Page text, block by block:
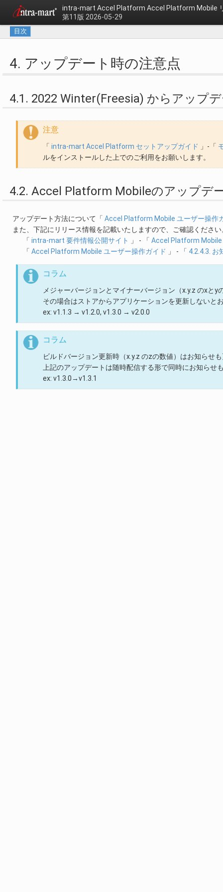
intra-mart Accel Platform Accel Platform Mobile
第11版 2026-05-29
目次
4. アップデート時の注意点
4.1. 2022 Winter(Freesia) からアップ
注意
「 intra-mart Accel Platform セットアップガイド 」-「
ルをインストールした上でのご利用をお願いします。
4.2. Accel Platform Mobileのアップデ
アップデート方法について「 Accel Platform Mobile ユーザー操作
また、下記にリリース情報を記載いたしますので、ご確認ください
「 intra-mart 要件情報公開サイト 」 - 「 Accel Platform Mobile
「 Accel Platform Mobile ユーザー操作ガイド 」 - 「 4.2.4.3. お
コラム
メジャーバージョンとマイナーバージョン（x.y.z のxと
その場合はストアからアプリケーションを更新しないと
ex: v1.1.3 → v1.2.0, v1.3.0 → v2.0.0
コラム
ビルドバージョン更新時（x.y.z のzの数値）はお知らせ
上記のアップデートは随時配信する形で同時にお知らせ
ex: v1.3.0→v1.3.1